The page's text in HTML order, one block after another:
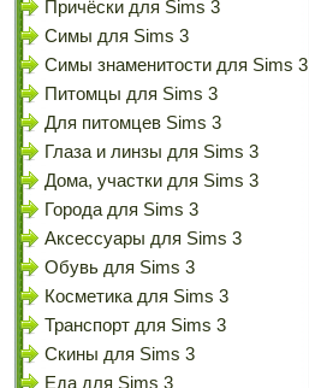
Причёски для Sims 3
Симы для Sims 3
Симы знаменитости для Sims 3
Питомцы для Sims 3
Для питомцев Sims 3
Глаза и линзы для Sims 3
Дома, участки для Sims 3
Города для Sims 3
Аксессуары для Sims 3
Обувь для Sims 3
Косметика для Sims 3
Транспорт для Sims 3
Скины для Sims 3
Еда для Sims 3